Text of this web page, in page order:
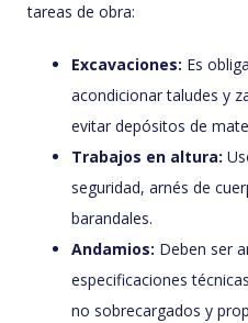
tareas de obra:
Excavaciones: Es
acondicionar taludes y
evitar depósitos de
Trabajos en altura:
seguridad, arnés de
barandales.
Andamios: Deben ser
especificaciones
no sobrecargados y